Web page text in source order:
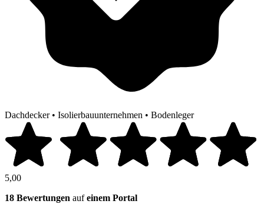
Dachdecker • Isolierbauunternehmen • Bodenleger
5,00
18 Bewertungen aufeinem Portal